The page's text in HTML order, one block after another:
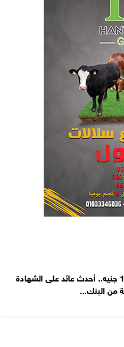
بحد أدنى 1000 جنيه.. أحدث عائد على الشهادة
من البنك...